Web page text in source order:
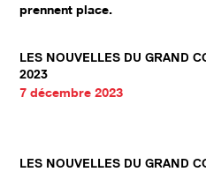
prennent place.
LES NOUVELLES DU GRAND
2023
7 décembre 2023
LES NOUVELLES DU GRAND